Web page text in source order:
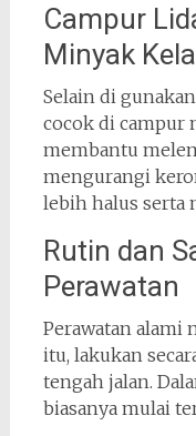
Campur
Minyak
Selain di
cocok di campur
membantu
mengurangi
lebih halus serta
Rutin dan
Perawatan
Perawatan alami
itu, lakukan
tengah jalan.
biasanya mulai